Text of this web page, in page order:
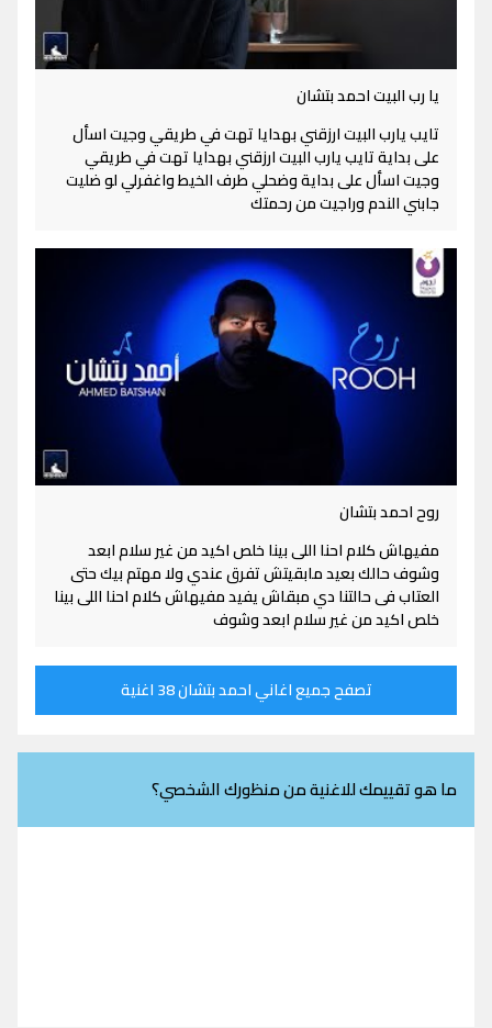
يا رب البيت احمد بتشان
تايب يارب البيت ارزقني بهدايا تهت في طريقي وجيت اسأل
على بداية تايب يارب البيت ارزقني بهدايا تهت في طريقي
وجيت اسأل على بداية وضحلي طرف الخيط واغفرلي لو ضليت
جابني الندم وراجيت من رحمتك
روح احمد بتشان
مفيهاش كلام احنا اللى بينا خلص اكيد من غير سلام ابعد
وشوف حالك بعيد مابقيتش تفرق عندي ولا مهتم بيك حتى
العتاب فى حالتنا دي مبقاش يفيد مفيهاش كلام احنا اللى بينا
خلص اكيد من غير سلام ابعد وشوف
تصفح جميع اغاني احمد بتشان 38 اغنية
ما هو تقييمك للاغنية من منظورك الشخصي؟